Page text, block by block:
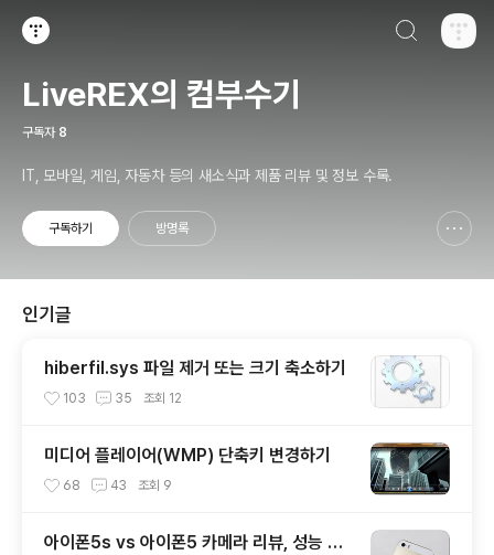
LiveREX의 컴부수기
구독자 8
IT, 모바일, 게임, 자동차 등의 새소식과 제품 리뷰 및 정보 수록.
구독하기 방명록
인기글
hiberfil.sys 파일 제거 또는 크기 축소하기
103 35 조회 12
미디어 플레이어(WMP) 단축키 변경하기
68 43 조회 9
아이폰5s vs 아이폰5 카메라 리뷰, 성능 및